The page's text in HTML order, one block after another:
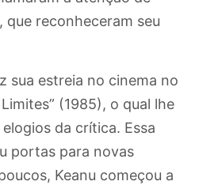
que reconheceram seu
sua estreia no cinema no
(1985), o qual lhe
da crítica. Essa
portas para novas
Keanu começou a